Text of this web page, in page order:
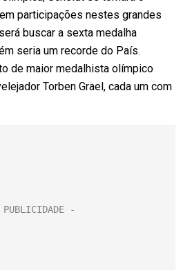
participações nestes grandes
buscar a sexta medalha
seria um recorde do País.
de maior medalhista olímpico
Torben Grael, cada um com